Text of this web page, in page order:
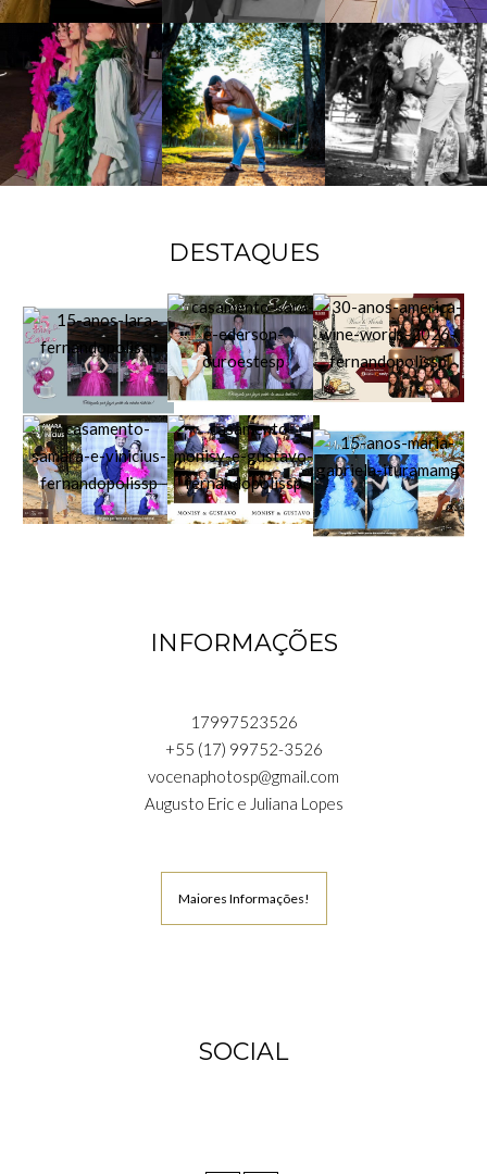
DESTAQUES
INFORMAÇÕES
17997523526
+55 (17) 99752-3526
vocenaphotosp@gmail.com
Augusto Eric e Juliana Lopes
Maiores Informações!
SOCIAL